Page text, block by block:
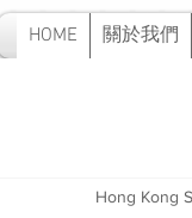
HOME 關於我們
Hong Kong